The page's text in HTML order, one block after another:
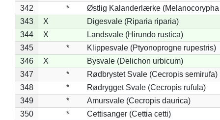
342
*
Østlig Kalanderlærke (Melanocorypha
343
X
Digesvale (Riparia riparia)
344
X
Landsvale (Hirundo rustica)
345
*
Klippesvale (Ptyonoprogne rupestris)
346
X
Bysvale (Delichon urbicum)
347
*
Rødbrystet Svale (Cecropis semirufa)
348
*
Rødrygget Svale (Cecropis rufula)
349
*
Amursvale (Cecropis daurica)
350
*
Cettisanger (Cettia cetti)